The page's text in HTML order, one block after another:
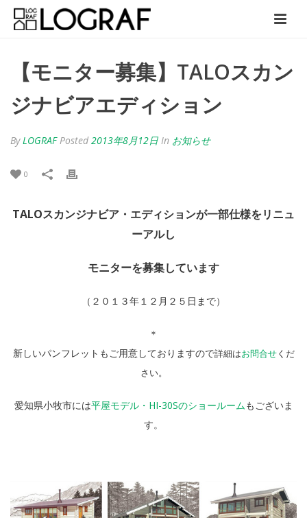
【モニター募集】TALOスカン
ジナビアエディション
ByLOGRAF Posted 2013年8月12日 In お知らせ
0
TALOスカンジナビア・エディションが一部仕様をリニュ
ーアルし
モニターを募集しています
（２０１３年１２月２５日まで）
＊
新しいパンフレットもご用意しておりますので詳細はお問合せくだ
さい。
愛知県小牧市には平屋モデル・HI-30Sのショールームもございま
す。